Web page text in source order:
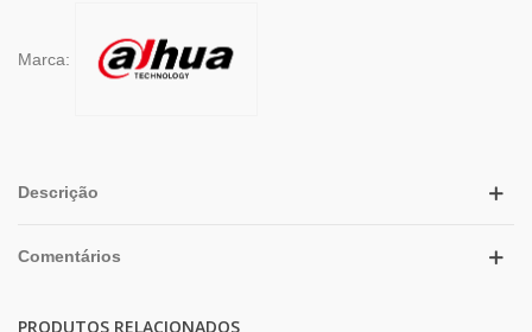
Marca:
Descrição
Comentários
PRODUTOS RELACIONADOS